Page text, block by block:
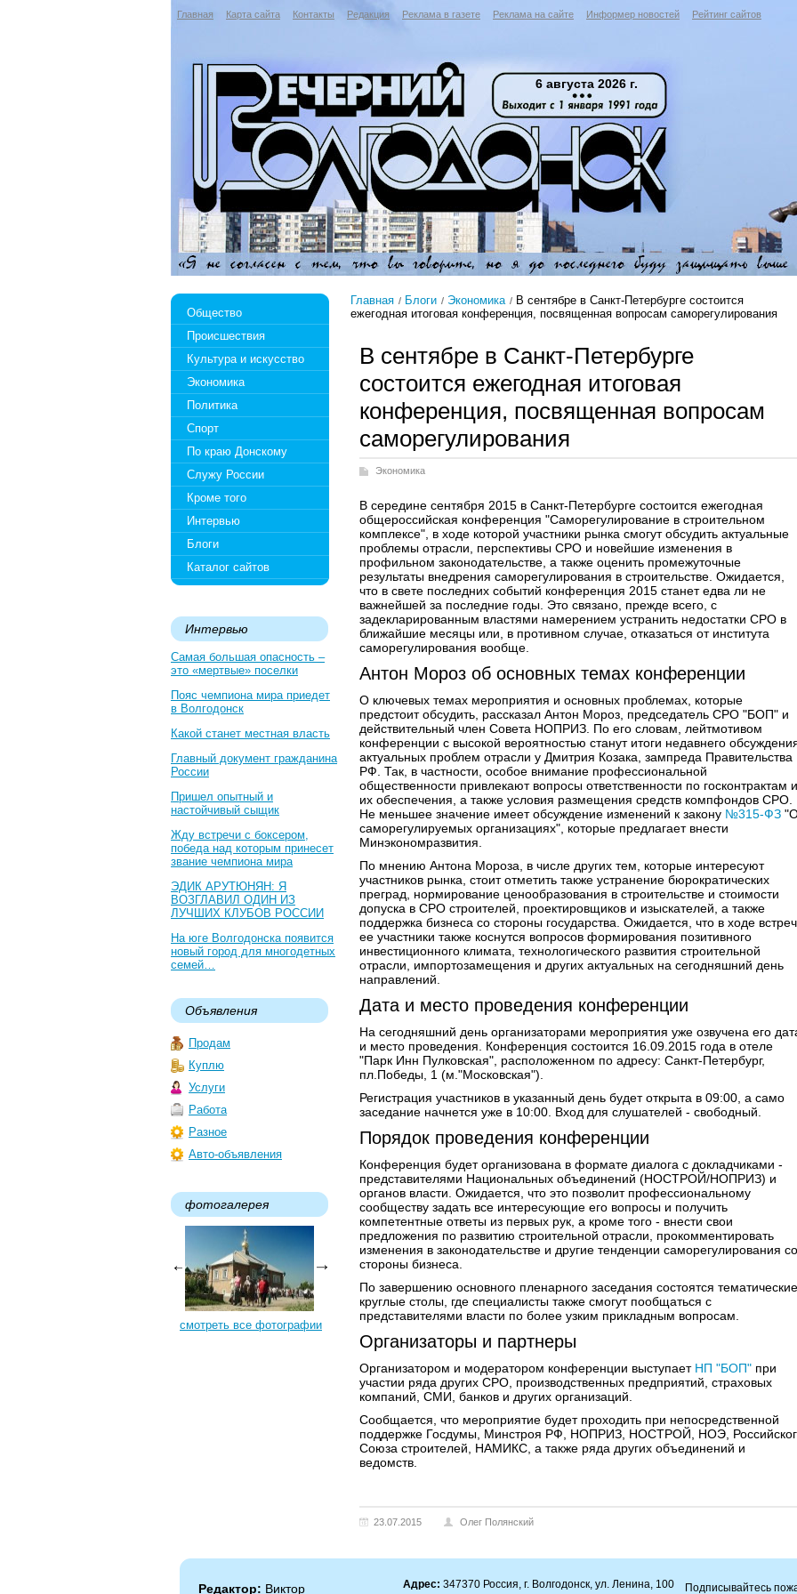
Главная Карта сайта Контакты Редакция Реклама в газете Реклама на сайте Информер новостей Рейтинг сайтов
6 августа 2026 г.
Общество
Происшествия
Культура и искусство
Экономика
Политика
Спорт
По краю Донскому
Служу России
Кроме того
Интервью
Блоги
Каталог сайтов
Интервью
Самая большая опасность –
это «мертвые» поселки
Пояс чемпиона мира приедет
в Волгодонск
Какой станет местная власть
Главный документ гражданина
России
Пришел опытный и
настойчивый сыщик
Жду встречи с боксером,
победа над которым принесет
звание чемпиона мира
ЭДИК АРУТЮНЯН: Я
ВОЗГЛАВИЛ ОДИН ИЗ
ЛУЧШИХ КЛУБОВ РОССИИ
На юге Волгодонска появится
новый город для многодетных
семей…
Объявления
Продам
Куплю
Услуги
Работа
Разное
Авто-объявления
фотогалерея
смотреть все фотографии
Главная Блоги Экономика
В сентябре в Санкт-Петербурге состоится
ежегодная итоговая конференция, посвященная вопросам саморегулирования
В сентябре в Санкт-Петербурге
состоится ежегодная итоговая
конференция, посвященная вопросам
саморегулирования
Экономика
В середине сентября 2015 в Санкт-Петербурге состоится ежегодная
общероссийская конференция "Саморегулирование в строительном
комплексе", в ходе которой участники рынка смогут обсудить актуальные
проблемы отрасли, перспективы СРО и новейшие изменения в
профильном законодательстве, а также оценить промежуточные
результаты внедрения саморегулирования в строительстве. Ожидается,
что в свете последних событий конференция 2015 станет едва ли не
важнейшей за последние годы. Это связано, прежде всего, с
задекларированным властями намерением устранить недостатки СРО в
ближайшие месяцы или, в противном случае, отказаться от института
саморегулирования вообще.
Антон Мороз об основных темах конференции
О ключевых темах мероприятия и основных проблемах, которые
предстоит обсудить, рассказал Антон Мороз, председатель СРО "БОП" и
действительный член Совета НОПРИЗ. По его словам, лейтмотивом
конференции с высокой вероятностью станут итоги недавнего
актуальных проблем отрасли у Дмитрия Козака, зампреда Правительства
РФ. Так, в частности, особое внимание профессиональной
общественности привлекают вопросы ответственности по госконтрактам и
их обеспечения, а также условия размещения средств компфондов СРО.
Не меньшее значение имеет обсуждение изменений к закону №315-ФЗ
саморегулируемых организациях", которые предлагает внести
Минэкономразвития.
По мнению Антона Мороза, в числе других тем, которые интересуют
участников рынка, стоит отметить также устранение бюрократических
преград, нормирование ценообразования в строительстве и стоимости
допуска в СРО строителей, проектировщиков и изыскателей, а также
поддержка бизнеса со стороны государства. Ожидается, что в ходе
ее участники также коснутся вопросов формирования позитивного
инвестиционного климата, технологического развития строительной
отрасли, импортозамещения и других актуальных на сегодняшний день
направлений.
Дата и место проведения конференции
На сегодняшний день организаторами мероприятия уже озвучена его
и место проведения. Конференция состоится 16.09.2015 года в отеле
"Парк Инн Пулковская", расположенном по адресу: Санкт-Петербург,
пл.Победы, 1 (м."Московская").
Регистрация участников в указанный день будет открыта в 09:00, а само
заседание начнется уже в 10:00. Вход для слушателей - свободный.
Порядок проведения конференции
Конференция будет организована в формате диалога с докладчиками -
представителями Национальных объединений (НОСТРОЙ/НОПРИЗ) и
органов власти. Ожидается, что это позволит профессиональному
сообществу задать все интересующие его вопросы и получить
компетентные ответы из первых рук, а кроме того - внести свои
предложения по развитию строительной отрасли, прокомментировать
изменения в законодательстве и другие тенденции саморегулирования со
стороны бизнеса.
По завершению основного пленарного заседания состоятся тематические
круглые столы, где специалисты также смогут пообщаться с
представителями власти по более узким прикладным вопросам.
Организаторы и партнеры
Организатором и модератором конференции выступает НП "БОП" при
участии ряда других СРО, производственных предприятий, страховых
компаний, СМИ, банков и других организаций.
Сообщается, что мероприятие будет проходить при непосредственной
поддержке Госдумы, Минстроя РФ, НОПРИЗ, НОСТРОЙ, НОЭ,
Союза строителей, НАМИКС, а также ряда других объединений и
ведомств.
23.07.2015 Олег Полянский
Редактор: Виктор Адрес: 347370 Россия, г. Волгодонск, ул. Ленина, 100
Подписывайтесь